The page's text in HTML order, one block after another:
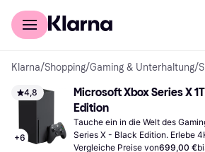
Für Shopper
Klarna/Shopping/Gaming & Unterhaltung/
4,8
+6
Microsoft Xbox Series X
Edition
Tauche ein in die Welt des
Series X - Black Edition. Erlebe
Ladezeiten dank der effizienten
Vergleiche Preise von699,00 €